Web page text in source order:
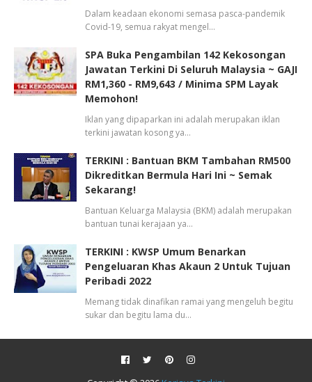
Dalam keadaan ekonomi semasa pasca-pandemik
Covid-19, semua rakyat mengel…
SPA Buka Pengambilan 142 Kekosongan
Jawatan Terkini Di Seluruh Malaysia ~ GAJI
RM1,360 - RM9,643 / Minima SPM Layak
Memohon!
Iklan yang dipaparkan ini adalah merupakan iklan
terkini jawatan kosong ya…
TERKINI : Bantuan BKM Tambahan RM500
Dikreditkan Bermula Hari Ini ~ Semak
Sekarang!
Bantuan Keluarga Malaysia (BKM) adalah merupakan
bantuan tunai kerajaan ya…
TERKINI : KWSP Umum Benarkan
Pengeluaran Khas Akaun 2 Untuk Tujuan
Peribadi 2022
Memang tidak dinafikan ramai yang mengeluh begitu
sukar dan begitu lama du…